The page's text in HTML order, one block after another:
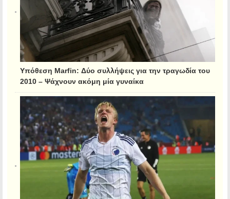
Υπόθεση Marfin: Δύο συλλήψεις για την τραγωδία του
2010 – Ψάχνουν ακόμη μία γυναίκα